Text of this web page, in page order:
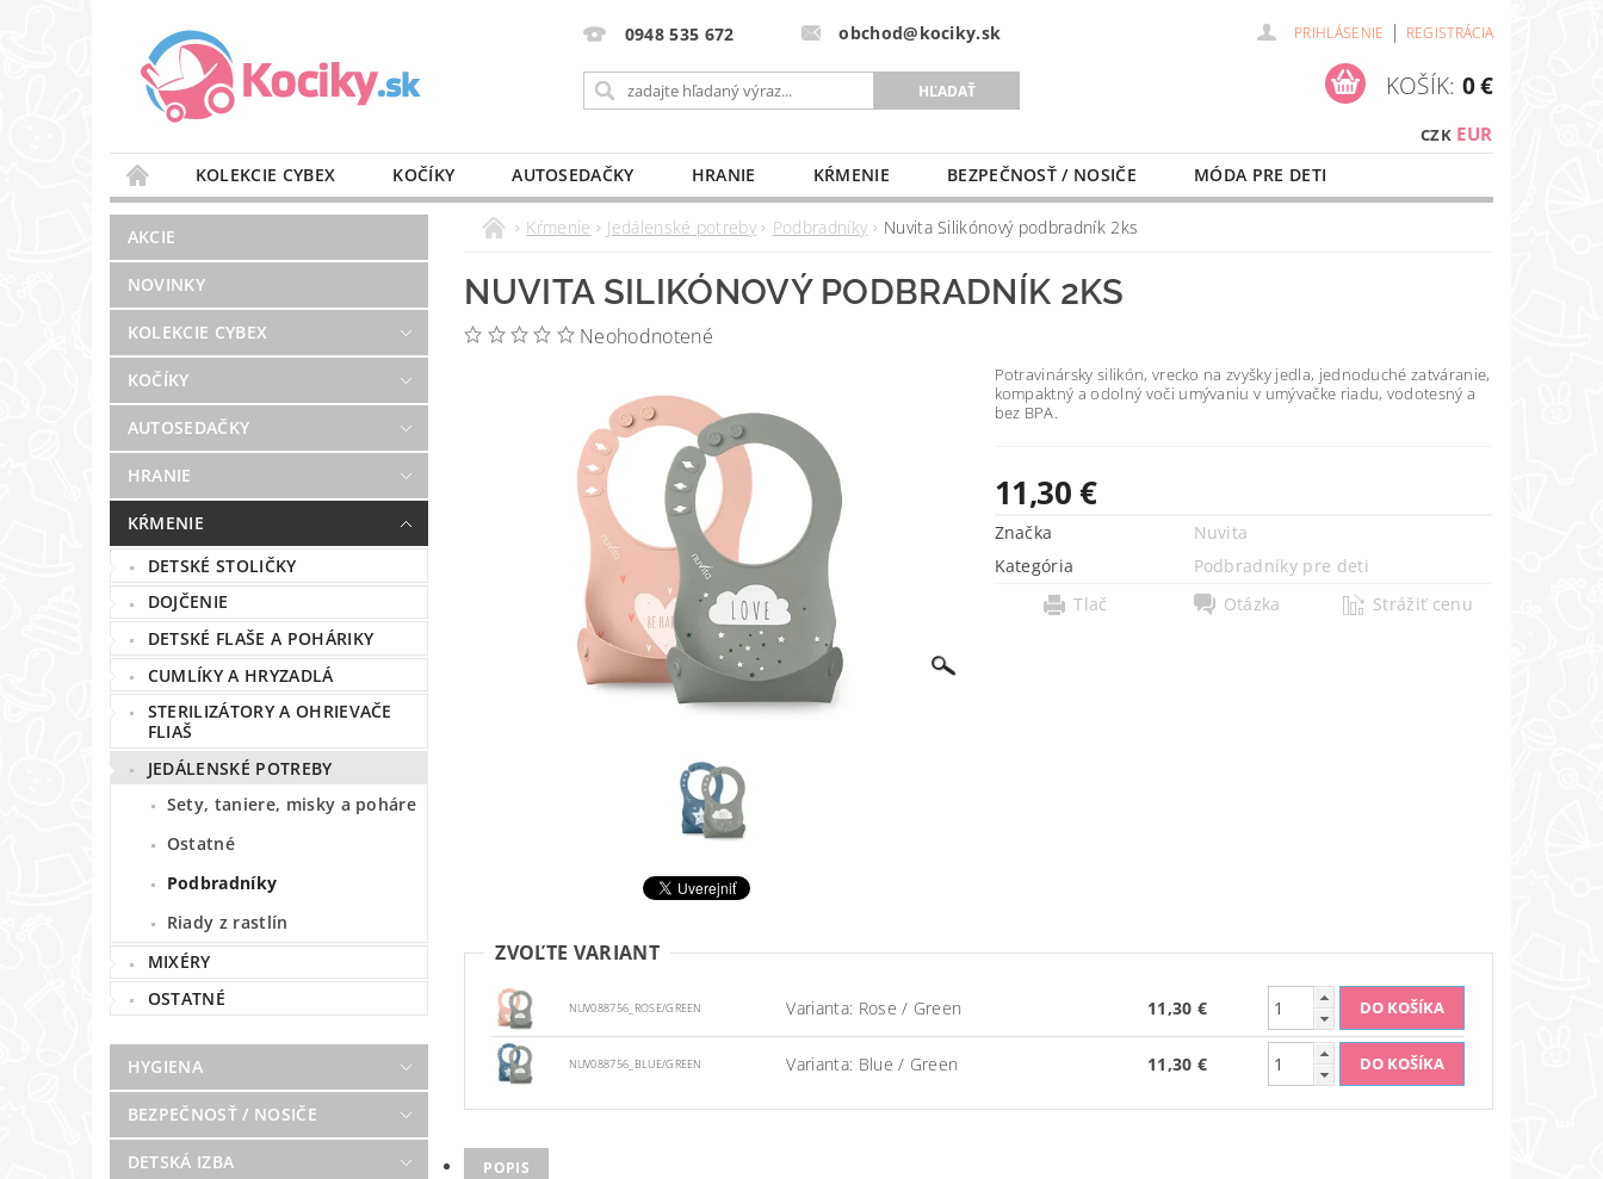
0948 535 672 obchod@kociky.sk PRIHLÁSENIE | REGISTRÁCIA
CZK EUR
KOŠÍK: 0 €
KOLEKCIE CYBEX KOČÍKY AUTOSEDAČKY HRANIE KŔMENIE BEZPEČNOSŤ / NOSIČE
MÓDA PRE DETI
STAROSTLIVOSŤ O VZDUCH
VÝBAVA DO PÔRODNICE MLIEKO A VÝŽIVA PRE MAMIČKU NAŠE SLUŽBY
BLOG
PREDAJŇA KONTAKT
AKCIE
NOVINKY
KOLEKCIE CYBEX
KOČÍKY
AUTOSEDAČKY
HRANIE
KŔMENIE
DETSKÉ STOLIČKY
DOJČENIE
DETSKÉ FLAŠE A POHÁRIKY
CUMLÍKY A HRYZADLÁ
STERILIZÁTORY A OHRIEVAČE
FLIAŠ
JEDÁLENSKÉ POTREBY
Sety, taniere, misky a poháre
Ostatné
Podbradníky
Riady z rastlín
MIXÉRY
OSTATNÉ
HYGIENA
BEZPEČNOSŤ / NOSIČE
DETSKÁ IZBA
Kŕmenie Jedálenské potreby Podbradníky Nuvita Silikónový podbradník 2ks
NUVITA SILIKÓNOVÝ PODBRADNÍK 2KS
Neohodnotené
Potravinársky silikón, vrecko na zvyšky jedla, jednoduché zatváranie,
kompaktný a odolný voči umývaniu v umývačke riadu, vodotesný a
bez BPA.
11,30 €
Značka
Nuvita
Kategória
Podbradníky pre deti
Tlač
Otázka Strážiť cenu
ZVOĽTE VARIANT
NUV088756_ROSE/GREEN Varianta: Rose / Green 11,30 €
NUV088756_BLUE/GREEN Varianta: Blue / Green 11,30 €
POPIS